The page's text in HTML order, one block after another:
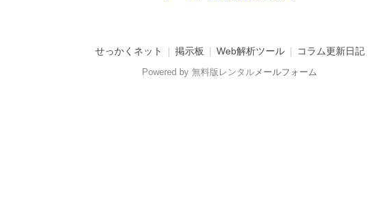
せっかくネット 掲示板 Web解析ツール コラム更新日記
Powered by 無料版レンタルメールフォーム